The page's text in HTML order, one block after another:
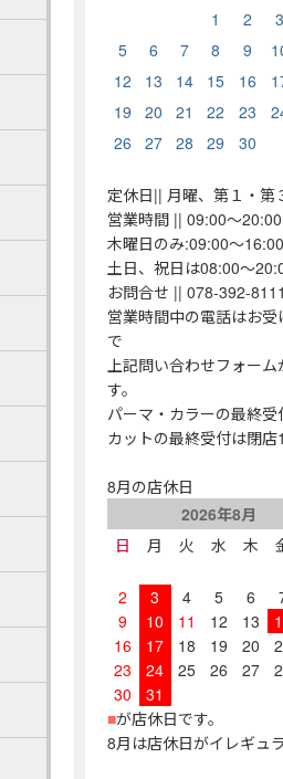
1
2 3
5
6 7 8 9
12
13 14 15 16
19
20 21 22 23
26
27 28 29 30
定休日|| 月曜、第１・第
営業時間 || 09:00～20:00
木曜日のみ:09:00～16:00
土日、祝日は08:00～
お問合せ || 078-392-8111
営業時間中の電話はお
で
上記問い合わせフォー
す。
パーマ・カラーの最終
カットの最終受付は閉店
8月の店休日
2026年8月
日
月 火 水 木
2
3 4 5 6
9
10 11 12 13
16
17 18 19 20
23
24 25 26 27
30
31
■が店休日です。
8月は店休日がイレギュ